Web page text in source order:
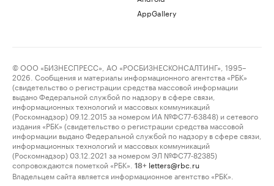
AppGallery
© ООО «БИЗНЕСПРЕСС», АО «РОСБИЗНЕСКОНСАЛТИНГ», 1995–
2026. Сообщения и материалы информационного агентства «РБК»
(свидетельство о регистрации средства массовой информации
выдано Федеральной службой по надзору в сфере связи,
информационных технологий и массовых коммуникаций
(Роскомнадзор) 09.12.2015 за номером ИА №ФС77-63848) и сетевого
издания «РБК» (свидетельство о регистрации средства массовой
информации выдано Федеральной службой по надзору в сфере связи,
информационных технологий и массовых коммуникаций
(Роскомнадзор) 03.12.2021 за номером ЭЛ №ФС77-82385)
сопровождаются пометкой «РБК».
18+ letters@rbc.ru
Владельцем сайта является информационное агентство «РБК».